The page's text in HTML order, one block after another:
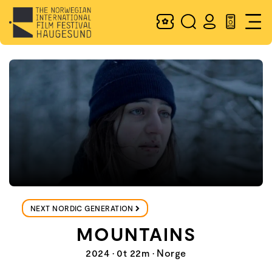
NEXT NORDIC GENERATION
MOUNTAINS
2024 • 0t 22m • Norge